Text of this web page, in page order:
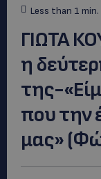
Less than 1 min.
ΓΙΩΤΑ
η
της-
που την
μας»